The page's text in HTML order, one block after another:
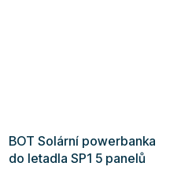
BOT Solární powerbanka
do letadla SP1 5 panelů